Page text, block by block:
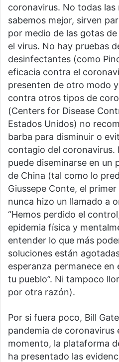
coronavirus. No todas las
sabemos mejor, sirven
por medio de las gotas
el virus. No hay pruebas
desinfectantes (como
eficacia contra el
presenten de otro modo
contra otros tipos de
(Centers for Disease
Estados Unidos) no
barba para disminuir o
contagio del coronavirus.
puede diseminarse en un
de China (tal como lo
Giussepe Conte, el
nunca hizo un llamado a
“Hemos perdido el
epidemia física y
entender lo que más
soluciones están
esperanza permanece en
tu pueblo”. Ni tampoco
por otra razón).
Por si fuera poco, Bill
pandemia de coronavirus
momento, la plataforma
ha presentado las